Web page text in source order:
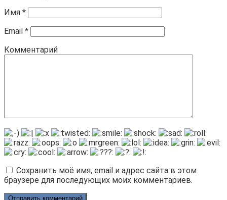
Имя *
Email *
Комментарий
Сохранить моё имя, email и адрес сайта в этом
браузере для последующих моих комментариев.